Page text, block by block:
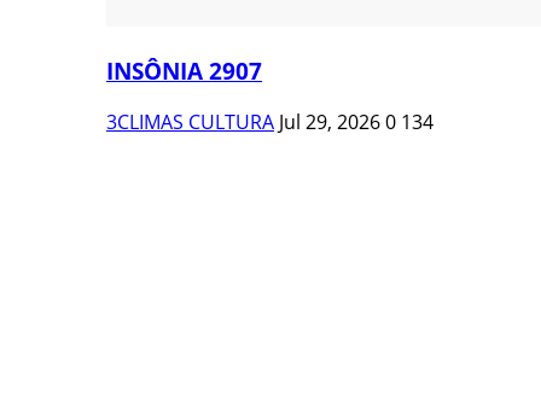
INSÔNIA 2907
3CLIMAS CULTURA Jul 29, 20260 134